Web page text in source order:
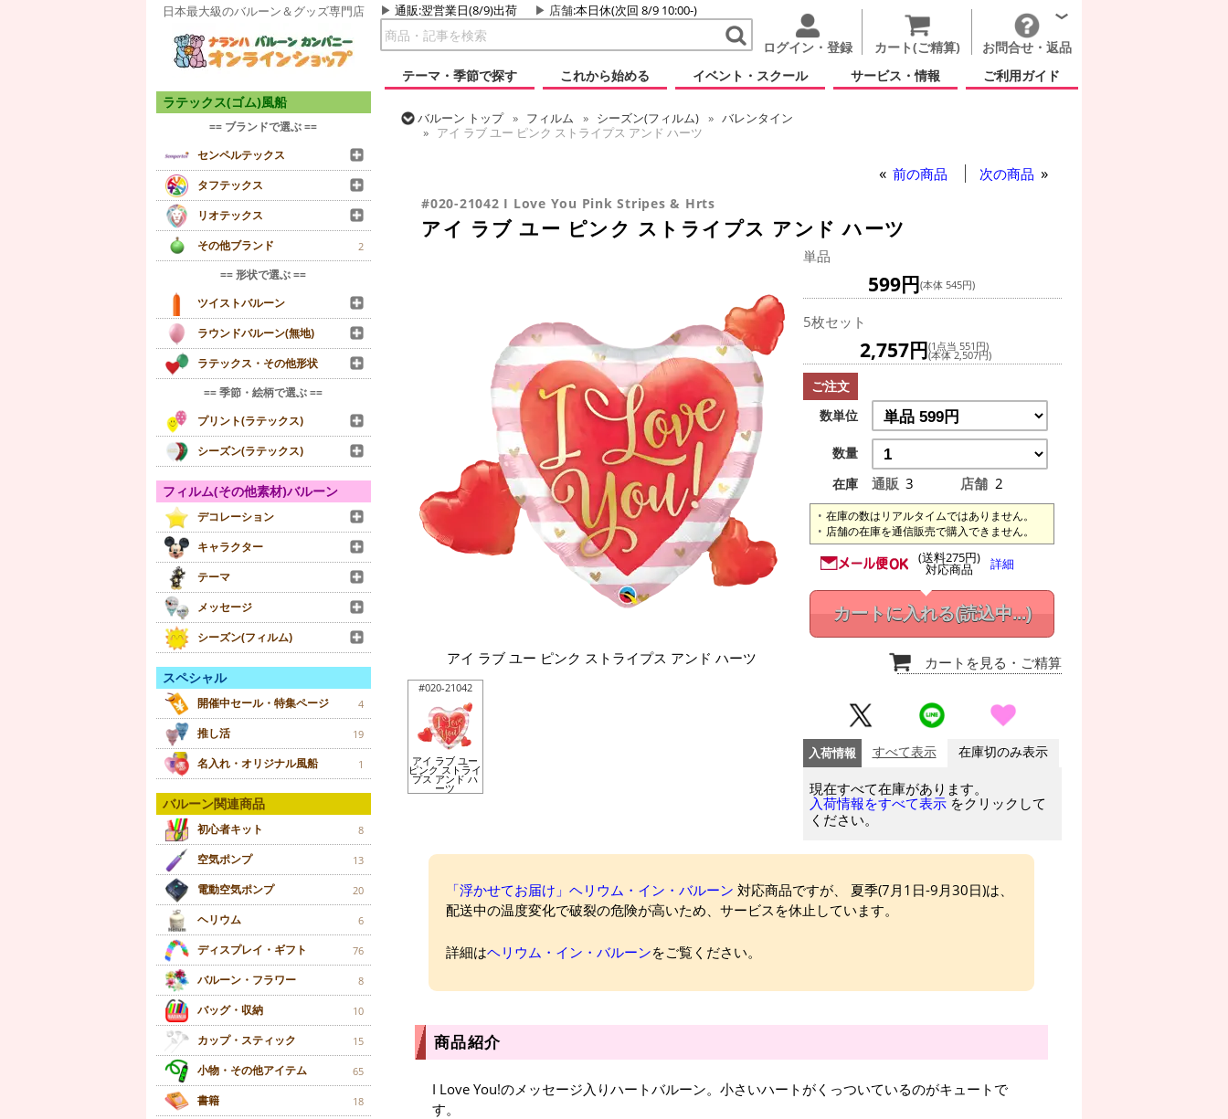
日本最大級のバルーン＆グッズ専門店 通販:翌営業日(8/9)出荷 店舗:本日休(次回 8/9 10:00-)
ログイン・登録 カート(ご精算)
お問合せ・返品
テーマ・季節で探す
これから始める イベント・スクール サービス・情報 ご利用ガイド
ラテックス(ゴム)風船
== ブランドで選ぶ ==
センペルテックス
タフテックス
リオテックス
その他ブランド
2
== 形状で選ぶ ==
ツイストバルーン
ラウンドバルーン(無地)
ラテックス・その他形状
== 季節・絵柄で選ぶ ==
プリント(ラテックス)
シーズン(ラテックス)
フィルム(その他素材)バルーン
デコレーション
キャラクター
テーマ
メッセージ
シーズン(フィルム)
スペシャル
開催中セール・特集ページ 4
推し活 19
名入れ・オリジナル風船 1
バルーン関連商品
初心者キット 8
空気ポンプ 13
電動空気ポンプ 20
ヘリウム 6
ディスプレイ・ギフト 76
バルーン・フラワー 8
バッグ・収納 10
カップ・スティック 15
小物・その他アイテム 65
書籍 18
バルーン トップ フィルム シーズン(フィルム)
バレンタイン
アイ ラブ ユー ピンク ストライプス アンド ハーツ
前の商品 次の商品
#020-21042 I Love You Pink Stripes & Hrts
アイ ラブ ユー ピンク ストライプス アンド ハーツ
アイ ラブ ユー ピンク ストライプス アンド ハーツ
#020-21042
アイ ラブ ユー
ピンク ストライ
プス アンド ハ
ーツ
単品
599円(本体 545円)
5枚セット
2,757円(1点当 551円)
(本体 2,507円)
ご注文
数単位
数量
在庫
通販 3 店舗 2
在庫の数はリアルタイムではありません。
店舗の在庫を通信販売で購入できません。
(送料275円)
対応商品 詳細
カートに入れる(読込中...)
カートを見る ・ご精算
入荷情報 すべて表示 在庫切のみ表示
現在すべて在庫があります。
入荷情報をすべて表示 をクリックして
ください。
「浮かせてお届け」ヘリウム・イン・バルーン 対応商品ですが、 夏季(7月1日-9月30日)は、
配送中の温度変化で破裂の危険が高いため、サービスを休止しています。
詳細はヘリウム・イン・バルーンをご覧ください。
商品紹介
I Love You!のメッセージ入りハートバルーン。小さいハートがくっついているのがキュートで
す。